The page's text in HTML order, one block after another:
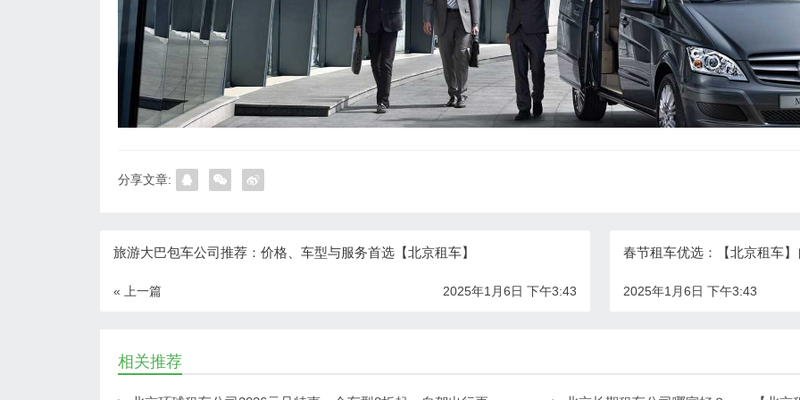
分享文章:
旅游大巴包车公司推荐：价格、车型与服务首选【北京租车】
« 上一篇 2025年1月6日 下午3:43
春节租车优选：【北京租车
2025年1月6日 下午3:43
相关推荐